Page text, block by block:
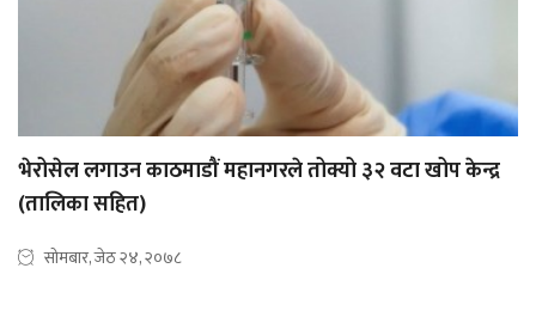
भेरोसेल लगाउन काठमाडौं महानगरले तोक्यो ३२ वटा खोप केन्द्र
(तालिका सहित)
सोमबार, जेठ २४, २०७८